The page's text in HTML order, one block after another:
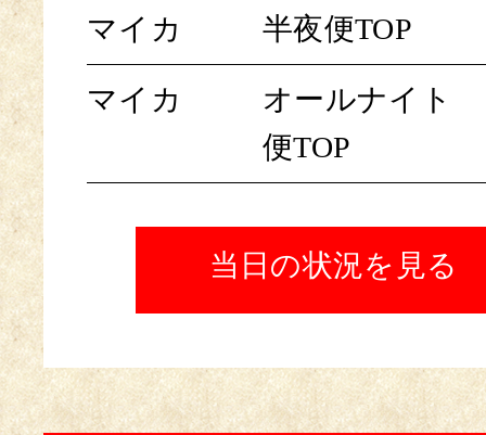
マイカ 半夜便TOP
マイカ
オールナイト
便TOP
当日の状況を見る